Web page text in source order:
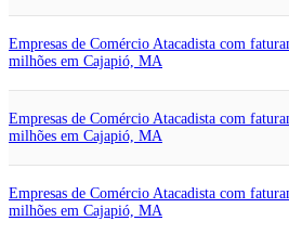
Empresas de Comércio Atacadista com
milhões em Cajapió, MA
Empresas de Comércio Atacadista com
milhões em Cajapió, MA
Empresas de Comércio Atacadista com
milhões em Cajapió, MA